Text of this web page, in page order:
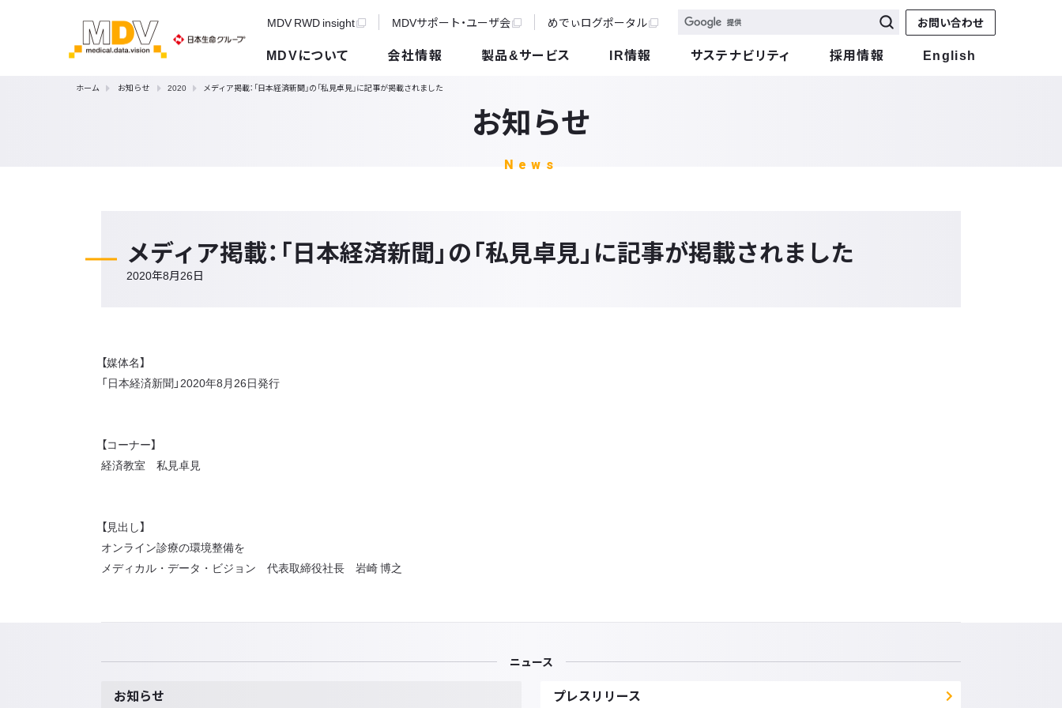
MDV RWD insight MDVサポート・ユーザ会 めでぃログポータル お問い合わせ
MDVについて 会社情報 製品&サービス IR情報 サステナビリティ 採用情報 English
ホーム お知らせ 2020 メディア掲載：「日本経済新聞」の「私見卓見」に記事が掲載されました
お知らせ
News
メディア掲載：「日本経済新聞」の「私見卓見」に記事が掲載されました
2020年8月26日
【媒体名】
「日本経済新聞」2020年8月26日発行
【コーナー】
経済教室 私見卓見
【見出し】
オンライン診療の環境整備を
メディカル・データ・ビジョン 代表取締役社長 岩崎 博之
ニュース
お知らせ プレスリリース